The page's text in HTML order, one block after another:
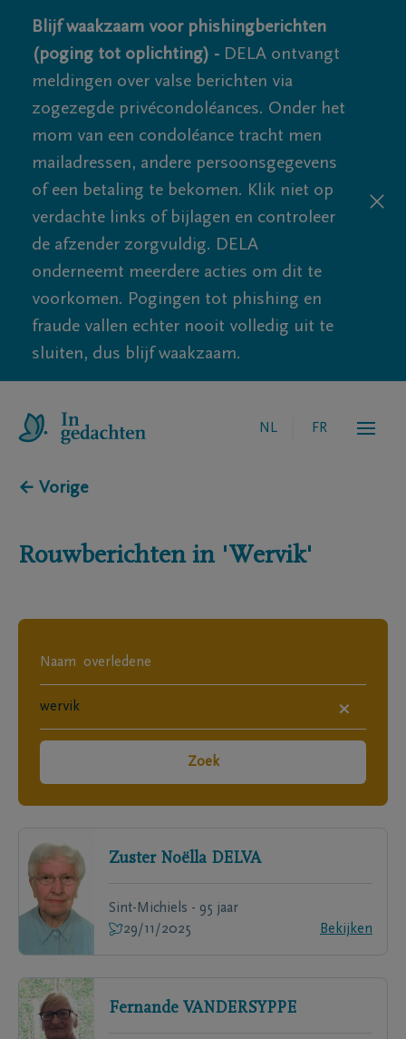
Blijf waakzaam voor phishingberichten
(poging tot oplichting) - DELA ontvangt
meldingen over valse berichten via
zogezegde privécondoléances. Onder het
mom van een condoléance tracht men
mailadressen, andere persoonsgegevens
of een betaling te bekomen. Klik niet op
verdachte links of bijlagen en controleer
de afzender zorgvuldig. DELA
onderneemt meerdere acties om dit te
voorkomen. Pogingen tot phishing en
fraude vallen echter nooit volledig uit te
sluiten, dus blijf waakzaam.
NL FR
← Vorige
Rouwberichten in 'Wervik'
×
Zoek
Zuster Noëlla DELVA
Sint-Michiels - 95 jaar
29/11/2025
Bekijken
Fernande VANDERSYPPE